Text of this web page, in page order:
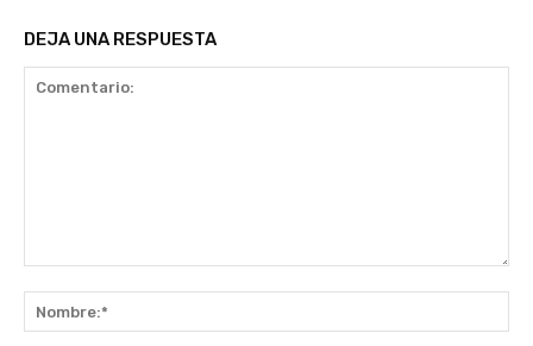
DEJA UNA RESPUESTA